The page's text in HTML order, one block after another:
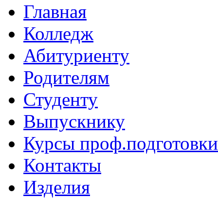
Главная
Колледж
Абитуриенту
Родителям
Студенту
Выпускнику
Курсы проф.подготовки
Контакты
Изделия